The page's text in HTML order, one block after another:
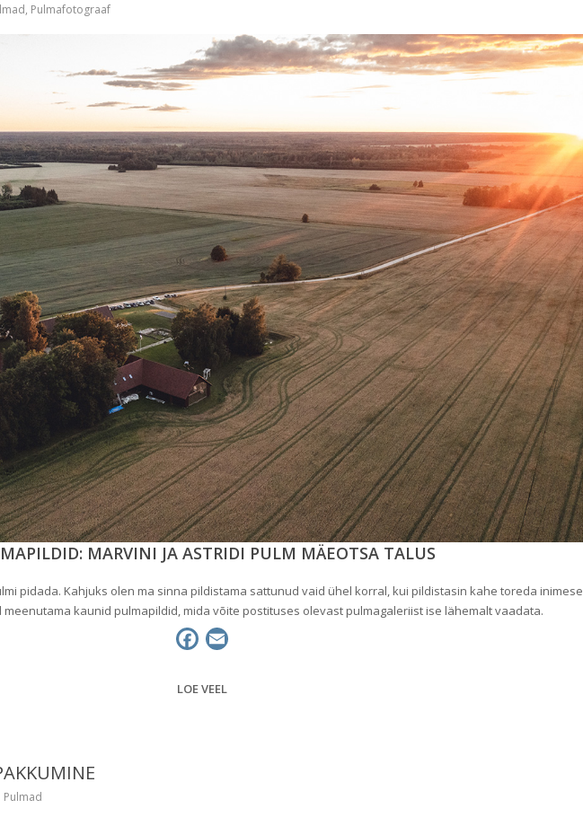
, Pulmafotograaf
MARVINI JA ASTRIDI PULM MÄEOTSA TALUS
pidada. Kahjuks olen ma sinna pildistama sattunud vaid ühel korral, kui pildistasin kahe toreda inimese
kaunid pulmapildid, mida võite postituses olevast pulmagaleriist ise lähemalt vaadata.
c
LOE VEEL
Pulmad